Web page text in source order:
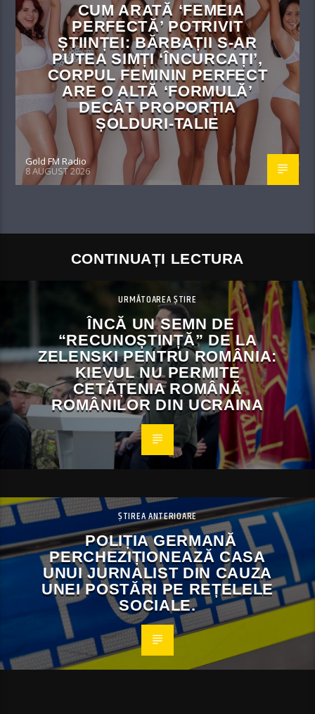
CUM ARATĂ ‘FEMEIA
PERFECTĂ’ POTRIVIT
ȘTIINȚEI: BĂRBAȚII S-AR
PUTEA SIMȚI ‘ÎNCURCAȚI’,
CORPUL FEMININ PERFECT
ARE O ALTĂ ‘FORMULĂ’
DECÂT PROPORȚIA
ȘOLDURI-TALIE
Gold FM Radio
8 AUGUST 2026
CONTINUAȚI LECTURA
URMĂTOAREA ȘTIRE
ÎNCĂ UN SEMN DE
“RECUNOȘTINȚĂ” DE LA
ZELENSKI PENTRU ROMÂNIA:
KIEVUL NU PERMITE
CETĂȚENIA ROMÂNĂ
ROMÂNILOR DIN UCRAINA
ȘTIREA ANTERIOARE
POLIȚIA GERMANĂ
PERCHEZIȚIONEAZĂ CASA
UNUI JURNALIST DIN CAUZA
UNEI POSTĂRI PE REȚELELE
SOCIALE.